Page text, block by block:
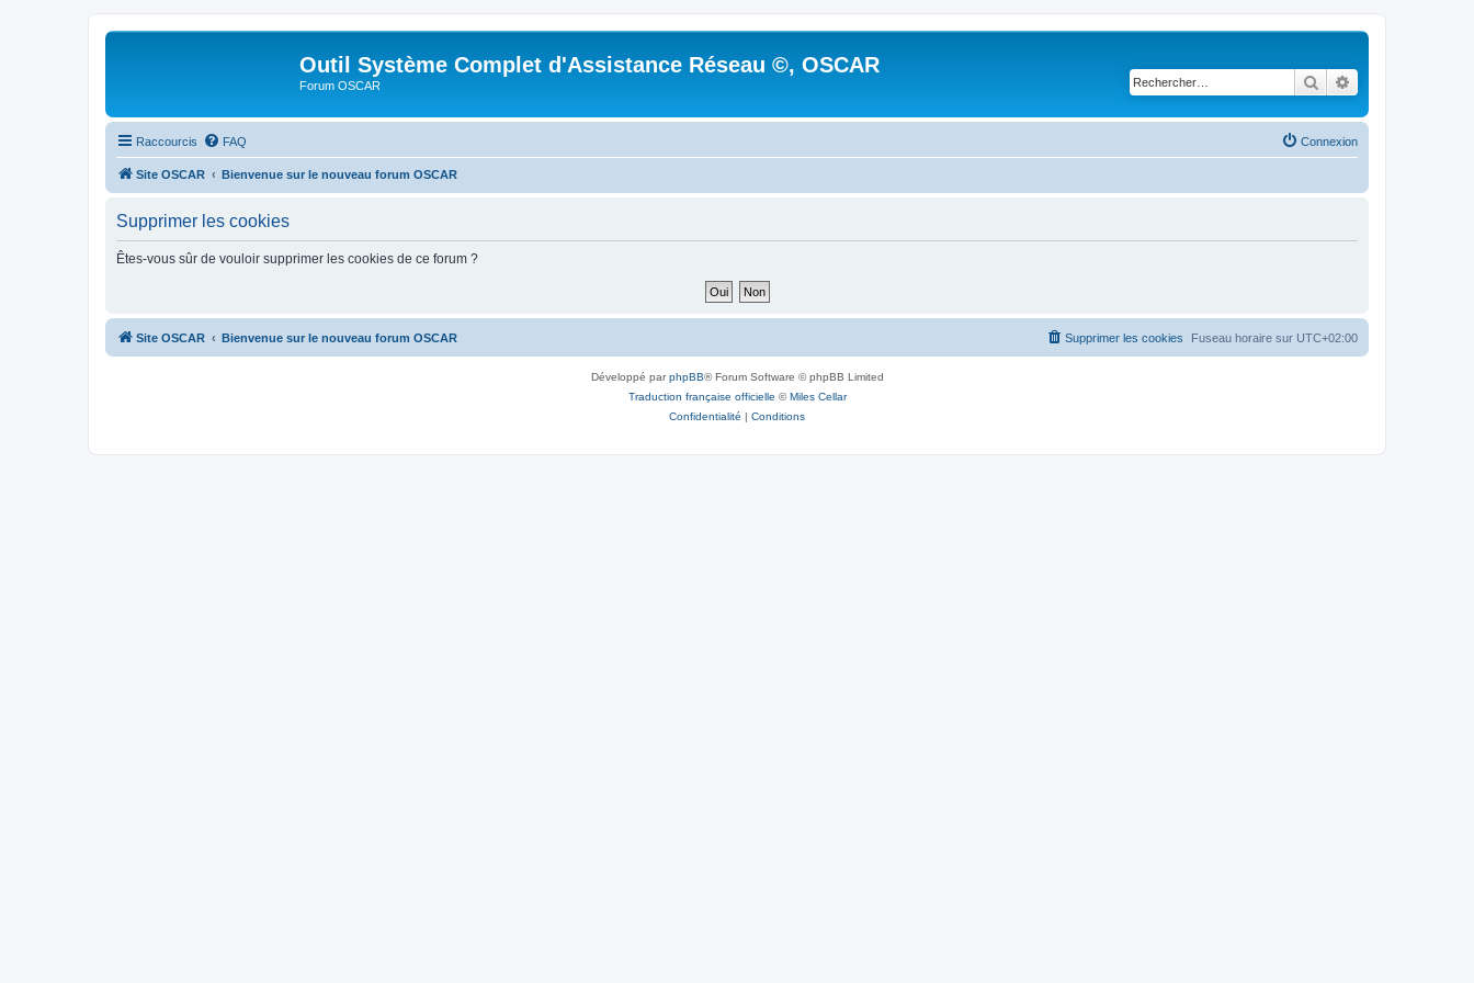
Outil Système Complet d'Assistance Réseau ©, OSCAR
Forum OSCAR Rechercher
Raccourcis FAQ Connexion
Site OSCAR Bienvenue sur le nouveau forum OSCAR
Supprimer les cookies
Êtes-vous sûr de vouloir supprimer les cookies de ce forum ?
Site OSCAR Bienvenue sur le nouveau forum OSCAR Fuseau horaire sur UTC+02:00
Supprimer les cookies
Développé parphpBB® Forum Software © phpBB Limited
Traduction française officielle ©Miles Cellar
Confidentialité | Conditions